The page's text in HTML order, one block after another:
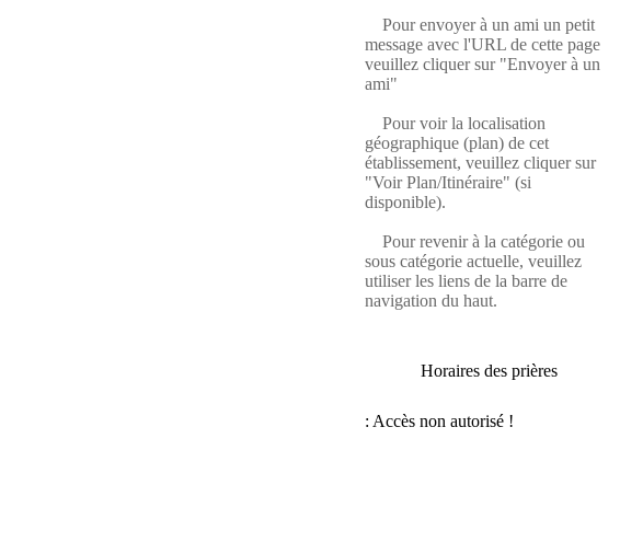
Pour envoyer à un ami un petit
message avec l'URL de cette page
veuillez cliquer sur "Envoyer à un
ami"
Pour voir la localisation
géographique (plan) de cet
établissement, veuillez cliquer sur
"Voir Plan/Itinéraire" (si
disponible).
Pour revenir à la catégorie ou
sous catégorie actuelle, veuillez
utiliser les liens de la barre de
navigation du haut.
Horaires des prières